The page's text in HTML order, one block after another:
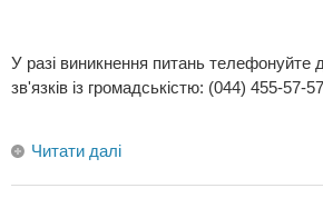
У разі виникнення питань телефонуйте
зв'язків із громадськістю: (044) 455-57-57
Читати далі